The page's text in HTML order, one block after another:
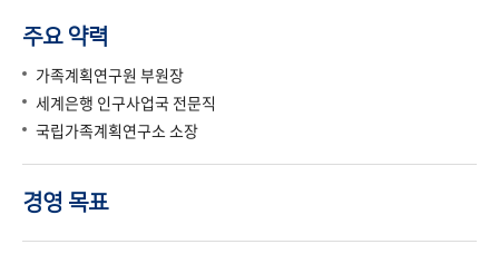
주요 약력
가족계획연구원 부원장
세계은행 인구사업국 전문직
국립가족계획연구소 소장
경영 목표